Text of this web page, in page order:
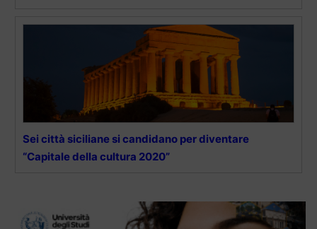
Sei città siciliane si candidano per diventare
“Capitale della cultura 2020”